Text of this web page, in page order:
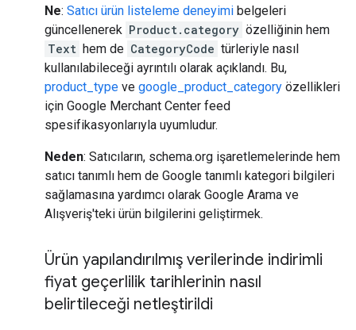
Ne: Satıcı ürün listeleme deneyimi belgeleri
güncellenerek Product.category özelliğinin hem
Text hem de CategoryCode türleriyle nasıl
kullanılabileceği ayrıntılı olarak açıklandı. Bu,
product_type ve google_product_category özellikleri
için Google Merchant Center feed
spesifikasyonlarıyla uyumludur.
Neden: Satıcıların, schema.org işaretlemelerinde hem
satıcı tanımlı hem de Google tanımlı kategori bilgileri
sağlamasına yardımcı olarak Google Arama ve
Alışveriş'teki ürün bilgilerini geliştirmek.
Ürün yapılandırılmış verilerinde indirimli
fiyat geçerlilik tarihlerinin nasıl
belirtileceği netleştirildi